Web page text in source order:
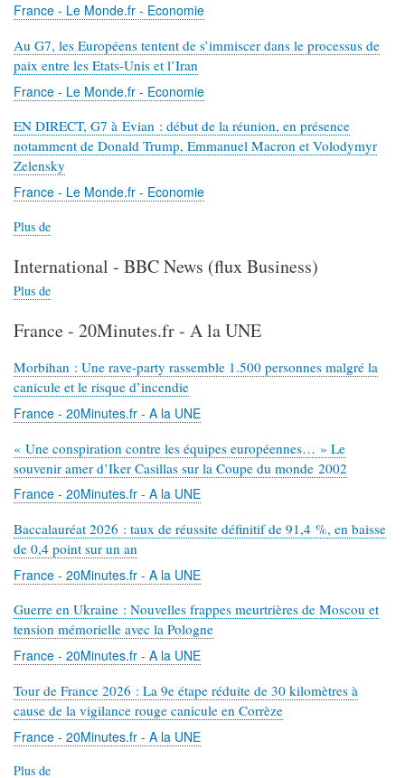
France - Le Monde.fr - Economie
Au G7, les Européens tentent de s’immiscer dans le processus de
paix entre les Etats-Unis et l’Iran
France - Le Monde.fr - Economie
EN DIRECT, G7 à Evian : début de la réunion, en présence
notamment de Donald Trump, Emmanuel Macron et Volodymyr
Zelensky
France - Le Monde.fr - Economie
Plus de
propos
Le
Monde.fr
-
Economie
International - BBC News (flux Business)
Plus de
propos
International
-
News
Business)
France - 20Minutes.fr - A la UNE
Morbihan : Une rave-party rassemble 1.500 personnes malgré la
canicule et le risque d’incendie
France - 20Minutes.fr - A la UNE
« Une conspiration contre les équipes européennes… » Le
souvenir amer d’Iker Casillas sur la Coupe du monde 2002
France - 20Minutes.fr - A la UNE
Baccalauréat 2026 : taux de réussite définitif de 91,4 %, en baisse
de 0,4 point sur un an
France - 20Minutes.fr - A la UNE
Guerre en Ukraine : Nouvelles frappes meurtrières de Moscou et
tension mémorielle avec la Pologne
France - 20Minutes.fr - A la UNE
Tour de France 2026 : La 9e étape réduite de 30 kilomètres à
cause de la vigilance rouge canicule en Corrèze
France - 20Minutes.fr - A la UNE
Plus de